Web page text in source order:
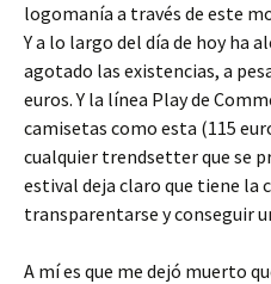
logomanía a través de este
Y a lo largo del día de hoy ha
agotado las existencias, a
euros. Y la línea Play de
camisetas como esta (115
cualquier trendsetter que se
estival deja claro que tiene la
transparentarse y conseguir
A mí es que me dejó muerto